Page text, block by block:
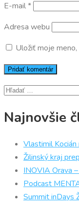
E-mail*
Adresa webu
Uložiť moje
Hľadať:
Najnovšie
Vlastimil
Žilinský kraj
INOVIA Orava
Podcast
Summit inDays